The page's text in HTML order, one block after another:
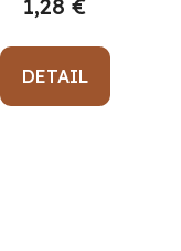
1,28 €
DETAIL